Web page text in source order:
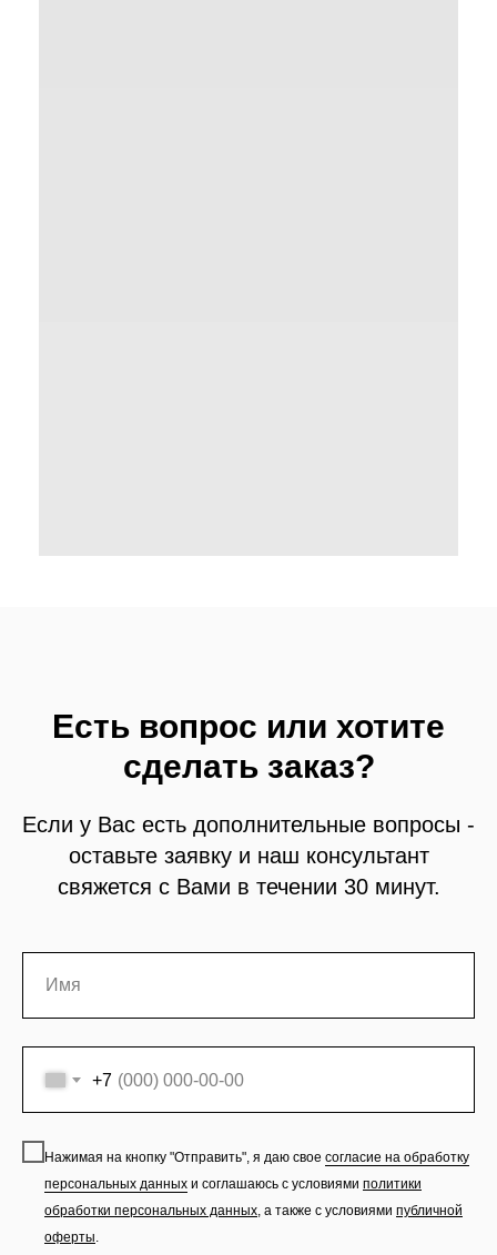
Есть вопрос или хотите
сделать заказ?
Если у Вас есть дополнительные вопросы -
оставьте заявку и наш консультант
свяжется с Вами в течении 30 минут.
+7
Нажимая на кнопку "Отправить", я даю свое согласие на обработку
персональных данных и соглашаюсь с условиями политики
обработки персональных данных, а также с условиями публичной
оферты.